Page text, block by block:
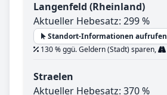
Langenfeld (Rheinland)
Aktueller Hebesatz: 299 %
Standort-Informationen aufrufen
130 % ggü. Geldern (Stadt) sparen,
Straelen
Aktueller Hebesatz: 370 %